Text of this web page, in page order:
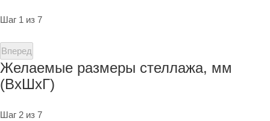
Шаг 1 из 7
Вперед
Желаемые размеры стеллажа, мм
(ВхШхГ)
Шаг 2 из 7